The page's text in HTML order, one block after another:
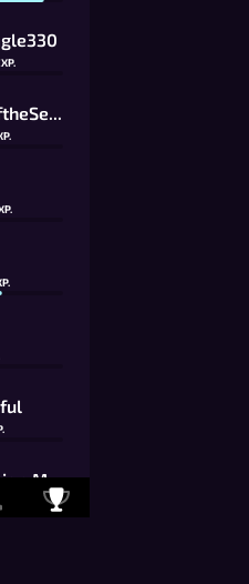
Watcher0ftheSealsVTOMCAT
MoonWarrior_MwG8_CG